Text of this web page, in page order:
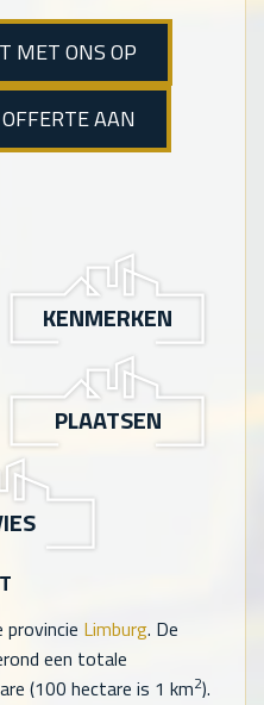
MET ONS OP
AAN
KENMERKEN
PLAATSEN
Limburg. De
een totale
(100 hectare is 1 km2).